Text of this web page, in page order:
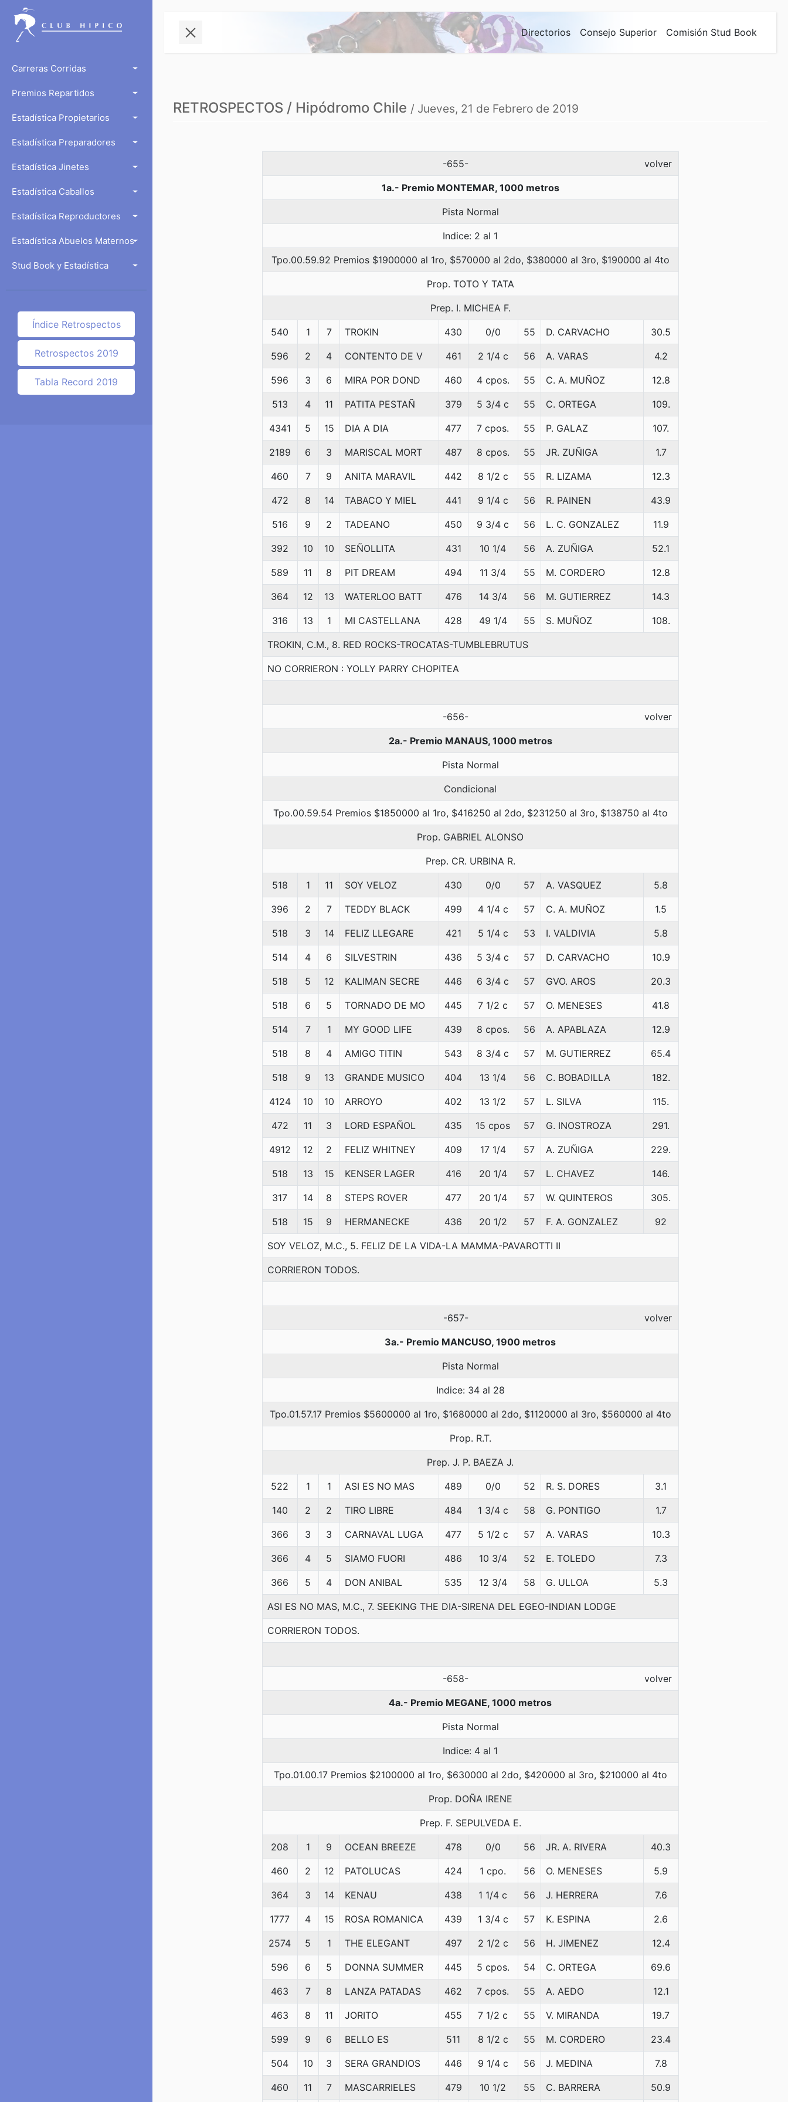
Carreras Corridas
Premios Repartidos
Estadística Propietarios
Estadística Preparadores
Estadística Jinetes
Estadística Caballos
Estadística Reproductores
Estadística Abuelos Maternos
Stud Book y Estadística
Índice Retrospectos
Retrospectos 2019
Tabla Record 2019
Directorios Consejo Superior Comisión Stud Book
RETROSPECTOS / Hipódromo Chile / Jueves, 21 de Febrero de 2019
-655- volver
1a.- Premio MONTEMAR, 1000 metros
Pista Normal
Indice: 2 al 1
Tpo.00.59.92 Premios $1900000 al 1ro, $570000 al 2do, $380000 al 3ro, $190000 al 4to
Prop. TOTO Y TATA
Prep. I. MICHEA F.
540 1 7 TROKIN 430 0/0 55 D. CARVACHO 30.5
596 2 4 CONTENTO DE V 461 2 1/4 c 56 A. VARAS 4.2
596 3 6 MIRA POR DOND 460 4 cpos. 55 C. A. MUÑOZ 12.8
513 4 11 PATITA PESTAÑ 379 5 3/4 c 55 C. ORTEGA 109.
4341 5 15 DIA A DIA 477 7 cpos. 55 P. GALAZ 107.
2189 6 3 MARISCAL MORT 487 8 cpos. 55 JR. ZUÑIGA 1.7
460 7 9 ANITA MARAVIL 442 8 1/2 c 55 R. LIZAMA 12.3
472 8 14 TABACO Y MIEL 441 9 1/4 c 56 R. PAINEN 43.9
516 9 2 TADEANO 450 9 3/4 c 56 L. C. GONZALEZ 11.9
392 10 10 SEÑOLLITA 431 10 1/4 56 A. ZUÑIGA 52.1
589 11 8 PIT DREAM 494 11 3/4 55 M. CORDERO 12.8
364 12 13 WATERLOO BATT 476 14 3/4 56 M. GUTIERREZ 14.3
316 13 1 MI CASTELLANA 428 49 1/4 55 S. MUÑOZ 108.
TROKIN, C.M., 8. RED ROCKS-TROCATAS-TUMBLEBRUTUS
NO CORRIERON : YOLLY PARRY CHOPITEA
-656- volver
2a.- Premio MANAUS, 1000 metros
Pista Normal
Condicional
Tpo.00.59.54 Premios $1850000 al 1ro, $416250 al 2do, $231250 al 3ro, $138750 al 4to
Prop. GABRIEL ALONSO
Prep. CR. URBINA R.
518 1 11 SOY VELOZ 430 0/0 57 A. VASQUEZ 5.8
396 2 7 TEDDY BLACK 499 4 1/4 c 57 C. A. MUÑOZ 1.5
518 3 14 FELIZ LLEGARE 421 5 1/4 c 53 I. VALDIVIA 5.8
514 4 6 SILVESTRIN 436 5 3/4 c 57 D. CARVACHO 10.9
518 5 12 KALIMAN SECRE 446 6 3/4 c 57 GVO. AROS 20.3
518 6 5 TORNADO DE MO 445 7 1/2 c 57 O. MENESES 41.8
514 7 1 MY GOOD LIFE 439 8 cpos. 56 A. APABLAZA 12.9
518 8 4 AMIGO TITIN 543 8 3/4 c 57 M. GUTIERREZ 65.4
518 9 13 GRANDE MUSICO 404 13 1/4 56 C. BOBADILLA 182.
4124 10 10 ARROYO 402 13 1/2 57 L. SILVA 115.
472 11 3 LORD ESPAÑOL 435 15 cpos 57 G. INOSTROZA 291.
4912 12 2 FELIZ WHITNEY 409 17 1/4 57 A. ZUÑIGA 229.
518 13 15 KENSER LAGER 416 20 1/4 57 L. CHAVEZ 146.
317 14 8 STEPS ROVER 477 20 1/4 57 W. QUINTEROS 305.
518 15 9 HERMANECKE 436 20 1/2 57 F. A. GONZALEZ 92
SOY VELOZ, M.C., 5. FELIZ DE LA VIDA-LA MAMMA-PAVAROTTI II
CORRIERON TODOS.
-657- volver
3a.- Premio MANCUSO, 1900 metros
Pista Normal
Indice: 34 al 28
Tpo.01.57.17 Premios $5600000 al 1ro, $1680000 al 2do, $1120000 al 3ro, $560000 al 4to
Prop. R.T.
Prep. J. P. BAEZA J.
522 1 1 ASI ES NO MAS 489 0/0 52 R. S. DORES 3.1
140 2 2 TIRO LIBRE 484 1 3/4 c 58 G. PONTIGO 1.7
366 3 3 CARNAVAL LUGA 477 5 1/2 c 57 A. VARAS 10.3
366 4 5 SIAMO FUORI 486 10 3/4 52 E. TOLEDO 7.3
366 5 4 DON ANIBAL 535 12 3/4 58 G. ULLOA 5.3
ASI ES NO MAS, M.C., 7. SEEKING THE DIA-SIRENA DEL EGEO-INDIAN LODGE
CORRIERON TODOS.
-658- volver
4a.- Premio MEGANE, 1000 metros
Pista Normal
Indice: 4 al 1
Tpo.01.00.17 Premios $2100000 al 1ro, $630000 al 2do, $420000 al 3ro, $210000 al 4to
Prop. DOÑA IRENE
Prep. F. SEPULVEDA E.
208 1 9 OCEAN BREEZE 478 0/0 56 JR. A. RIVERA 40.3
460 2 12 PATOLUCAS 424 1 cpo. 56 O. MENESES 5.9
364 3 14 KENAU 438 1 1/4 c 56 J. HERRERA 7.6
1777 4 15 ROSA ROMANICA 439 1 3/4 c 57 K. ESPINA 2.6
2574 5 1 THE ELEGANT 497 2 1/2 c 56 H. JIMENEZ 12.4
596 6 5 DONNA SUMMER 445 5 cpos. 54 C. ORTEGA 69.6
463 7 8 LANZA PATADAS 462 7 cpos. 55 A. AEDO 12.1
463 8 11 JORITO 455 7 1/2 c 55 V. MIRANDA 19.7
599 9 6 BELLO ES 511 8 1/2 c 55 M. CORDERO 23.4
504 10 3 SERA GRANDIOS 446 9 1/4 c 56 J. MEDINA 7.8
460 11 7 MASCARRIELES 479 10 1/2 55 C. BARRERA 50.9